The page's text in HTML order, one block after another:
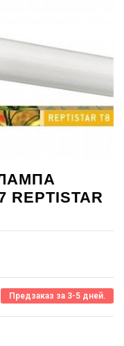
REPTISTAR
Предзаказ за 3-5 дней.